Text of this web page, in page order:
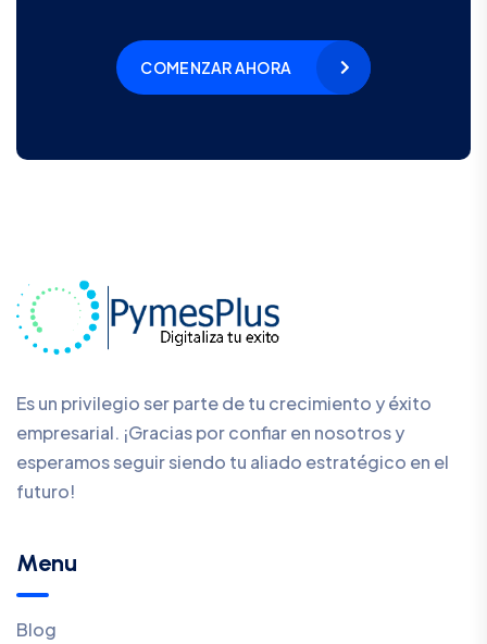
COMENZAR AHORA
Es un privilegio ser parte de tu crecimiento y éxito
empresarial. ¡Gracias por confiar en nosotros y
esperamos seguir siendo tu aliado estratégico en el
futuro!
Menu
Blog